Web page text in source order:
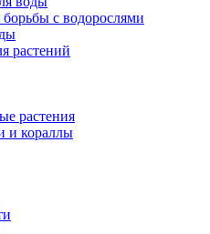
борьбы с водорослями
растений
растения
и кораллы